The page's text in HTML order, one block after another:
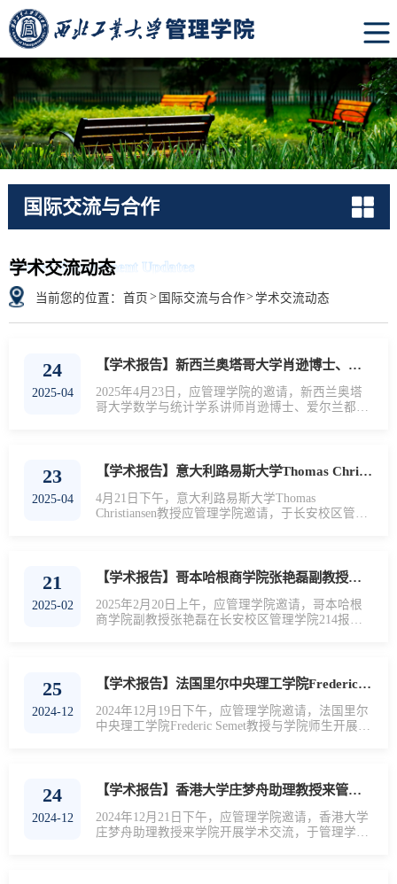
国际交流与合作
学术交流动态
Global Engagement Updates
当前您的位置： 首页 > 国际交流与合作> 学术交流动态
24
2025-04
【学术报告】新西兰奥塔哥大学肖逊博士、爱尔兰都柏林圣三一大学张密密博士受邀来管理学院作...
2025年4月23日，应管理学院的邀请，新西兰奥塔
哥大学数学与统计学系讲师肖逊博士、爱尔兰都柏
并行自适应可靠性分析”的学术报告。本次报告会
为管理学院2025海外系列讲座第5期，由李乘龙副
教授主持，部分青年教师和研究生参加了此次报告
会。报告开始前，李乘龙对肖逊、张密密的个人...
23
2025-04
【学术报告】意大利路易斯大学Thomas Christiansen教授学术报告会顺利举办
4月21日下午，意大利路易斯大学Thomas
Christiansen教授应管理学院邀请，于长安校区管理
邵婧副教授主持，吸引40余名师生参与。
Christiansen教授在讲座中系统梳理了欧盟技术治理
的三阶段演进路径：早期通过GDPR等数据隐私法
规形成具有全球域外效力的"布鲁塞尔效
21
2025-02
【学术报告】哥本哈根商学院张艳磊副教授来管理学院作学术讲座
2025年2月20日上午，应管理学院邀请，哥本哈根
商学院副教授张艳磊在长安校区管理学院214报告
教师及研究生参与。报告中，张艳磊介绍了当前全
球数据泄露的法律背景及其对企业运营的深远影
响，特别是关于数据泄露披露法的实施现状。他结
合多个国家的法律法规变化，探讨了美国数据泄露
25
2024-12
【学术报告】法国里尔中央理工学院Frederic Semet教授学术报告会顺举办
2024年12月19日下午，应管理学院邀请，法国里尔
中央理工学院Frederic Semet教授与学院师生开展学
院2024年海外系列讲座第31期，由袁媛副教授主
持，管理学院部分教师和研究生参与。Frederic
Semet为在座师生分享其在具有单指派约束的两级
非容量设施选址问题（TUFLP-S）上所开展的...
24
2024-12
【学术报告】香港大学庄梦舟助理教授来管理学院作学术讲座
2024年12月21日下午，应管理学院邀请，香港大学
庄梦舟助理教授来学院开展学术交流，于管理学院